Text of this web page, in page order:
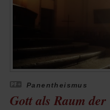
Panentheismus
Gott als Raum der